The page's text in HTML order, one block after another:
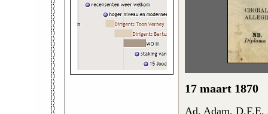
17 maart 1870
Ad. Adam, D.F.E.